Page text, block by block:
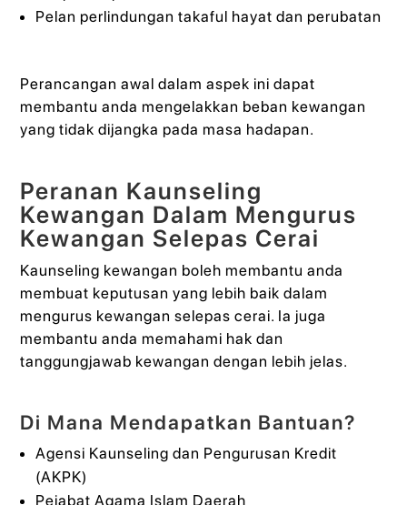
Pelan perlindungan takaful hayat dan perubatan
Perancangan awal dalam aspek ini dapat
membantu anda mengelakkan beban kewangan
yang tidak dijangka pada masa hadapan.
Peranan Kaunseling
Kewangan Dalam Mengurus
Kewangan Selepas Cerai
Kaunseling kewangan boleh membantu anda
membuat keputusan yang lebih baik dalam
mengurus kewangan selepas cerai. Ia juga
membantu anda memahami hak dan
tanggungjawab kewangan dengan lebih jelas.
Di Mana Mendapatkan Bantuan?
Agensi Kaunseling dan Pengurusan Kredit
(AKPK)
Pejabat Agama Islam Daerah